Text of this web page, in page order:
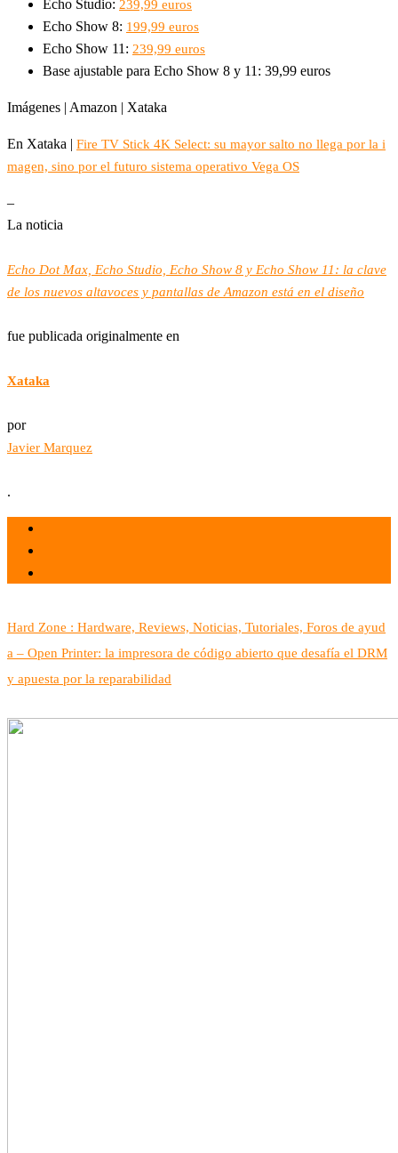
Echo Studio: 239,99 euros
Echo Show 8: 199,99 euros
Echo Show 11: 239,99 euros
Base ajustable para Echo Show 8 y 11: 39,99 euros
Imágenes | Amazon | Xataka
En Xataka | Fire TV Stick 4K Select: su mayor salto no llega por la i
magen, sino por el futuro sistema operativo Vega OS
–
La noticia
Echo Dot Max, Echo Studio, Echo Show 8 y Echo Show 11: la clave
de los nuevos altavoces y pantallas de Amazon está en el diseño
fue publicada originalmente en
Xataka
por
Javier Marquez
.
Hard Zone : Hardware, Reviews, Noticias, Tutoriales, Foros de ayud
a – Open Printer: la impresora de código abierto que desafía el DRM
y apuesta por la reparabilidad